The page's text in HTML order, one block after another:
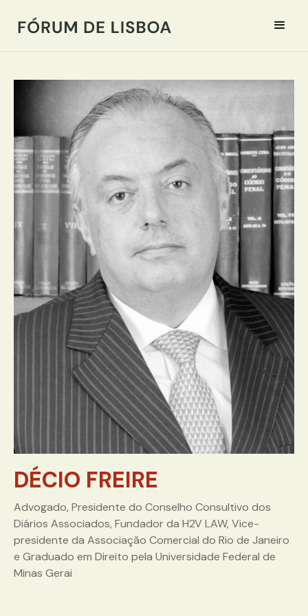
DÉCIO FREIRE
Advogado, Presidente do Conselho Consultivo dos
Diários Associados, Fundador da H2V LAW, Vice-
presidente da Associação Comercial do Rio de Janeiro
e Graduado em Direito pela Universidade Federal de
Minas Gerai